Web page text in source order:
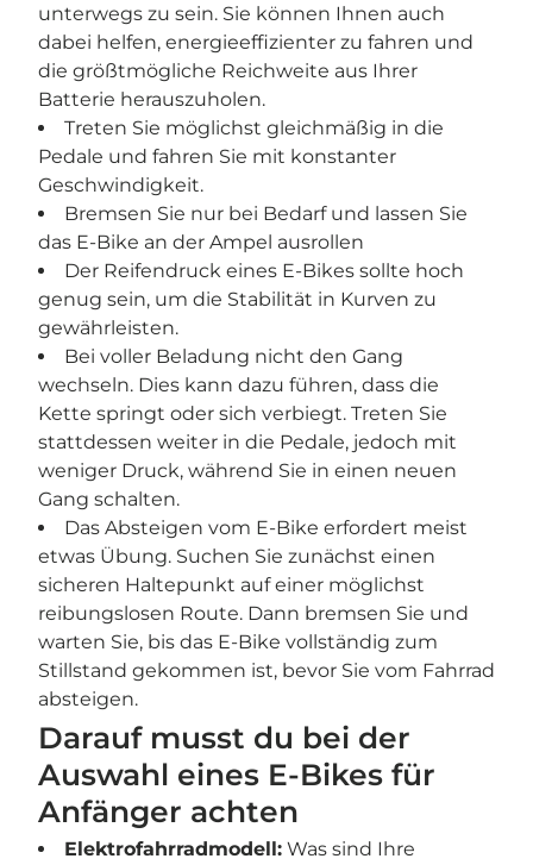
unterwegs zu sein. Sie können Ihnen auch
dabei helfen, energieeffizienter zu fahren und
die größtmögliche Reichweite aus Ihrer
Batterie herauszuholen.
Treten Sie möglichst gleichmäßig in die
Pedale und fahren Sie mit konstanter
Geschwindigkeit.
Bremsen Sie nur bei Bedarf und lassen Sie
das E-Bike an der Ampel ausrollen
Der Reifendruck eines E-Bikes sollte hoch
genug sein, um die Stabilität in Kurven zu
gewährleisten.
Bei voller Beladung nicht den Gang
wechseln. Dies kann dazu führen, dass die
Kette springt oder sich verbiegt. Treten Sie
stattdessen weiter in die Pedale, jedoch mit
weniger Druck, während Sie in einen neuen
Gang schalten.
Das Absteigen vom E-Bike erfordert meist
etwas Übung. Suchen Sie zunächst einen
sicheren Haltepunkt auf einer möglichst
reibungslosen Route. Dann bremsen Sie und
warten Sie, bis das E-Bike vollständig zum
Stillstand gekommen ist, bevor Sie vom Fahrrad
absteigen.
Darauf musst du bei der
Auswahl eines E-Bikes für
Anfänger achten
Elektrofahrradmodell: Was sind Ihre